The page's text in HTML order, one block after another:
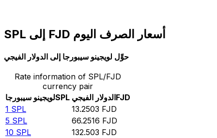
SPL إلى FJD أسعار الصرف اليوم
حوِّل لويجينو سيبورجا إلى الدولار الفيجي
Rate information of SPL/FJD
currency pair
لويجينو سيبورجاSPL الدولار الفيجيFJD
1 SPL 13.2503 FJD
5 SPL 66.2516 FJD
10 SPL 132.503 FJD